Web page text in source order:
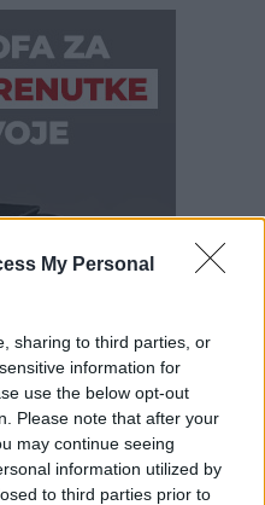
My Personal
sharing to third parties, or
information for
use the below opt-out
Please note that after your
may continue seeing
information utilized by
to third parties prior to